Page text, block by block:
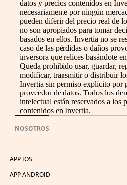
datos y precios contenidos en
necesariamente por ningún
pueden diferir del precio real de
no son apropiados para tomar
basados en ellos. Invertia no se
caso de las pérdidas o daños
inversora que relices basándote
Queda prohibido usar, guardar,
modificar, transmitir o distribuir
Invertia sin permiso explícito por
proveedor de datos. Todos los
intelectual están reservados a los
contenidos en Invertia.
NOSOTROS
APP IOS
APP ANDROID